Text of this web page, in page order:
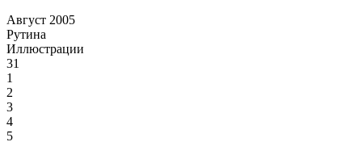
Август 2005
Рутина
Иллюстрации
31
1
2
3
4
5